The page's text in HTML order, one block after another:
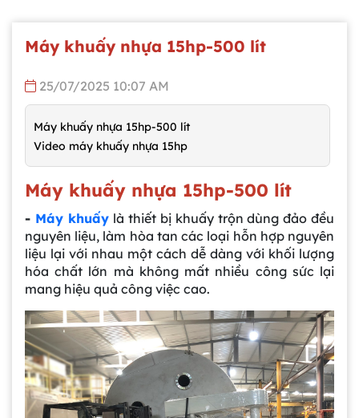
Máy khuấy nhựa 15hp-500 lít
25/07/2025 10:07 AM
Máy khuấy nhựa 15hp-500 lít
Video máy khuấy nhựa 15hp
Máy khuấy nhựa 15hp-500 lít
- Máy khuấy là thiết bị khuấy trộn dùng đảo đều
nguyên liệu, làm hòa tan các loại hỗn hợp nguyên
liệu lại với nhau một cách dễ dàng với khối lượng
hóa chất lớn mà không mất nhiều công sức lại
mang hiệu quả công việc cao.